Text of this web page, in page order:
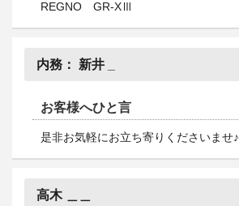
REGNO GR-XⅢ
内務： 新井 _
お客様へひと言
是非お気軽にお立ち寄りくださいませ♪
高木 ＿＿